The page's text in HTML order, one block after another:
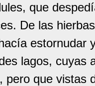
que
De las
estornudar
lagos, cuyas
pero que vistas